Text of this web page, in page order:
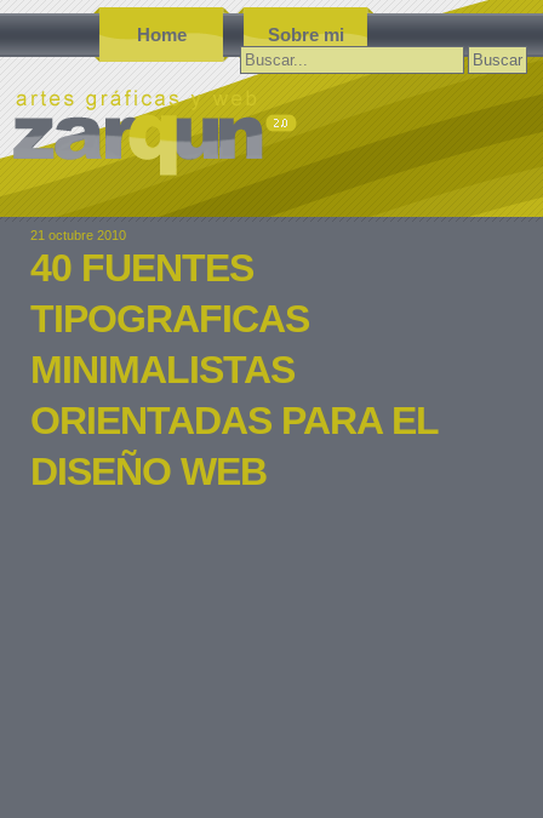
Home Sobre mi
Buscar:
21 octubre 2010
40 FUENTES
TIPOGRAFICAS
MINIMALISTAS
ORIENTADAS PARA EL
DISEÑO WEB